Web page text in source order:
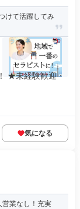
けて活躍してみ
★未経験歓迎・
気になる
営業なし！充実